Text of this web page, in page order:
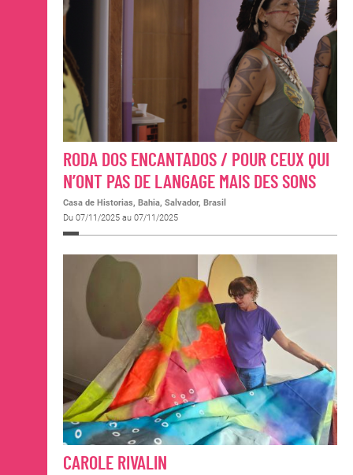
RODA DOS ENCANTADOS / POUR CEUX QUI
N’ONT PAS DE LANGAGE MAIS DES SONS
Casa de Historias, Bahia, Salvador, Brasil
Du 07/11/2025 au 07/11/2025
CAROLE RIVALIN